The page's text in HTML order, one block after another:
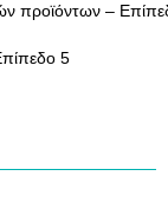
προϊόντων –
5